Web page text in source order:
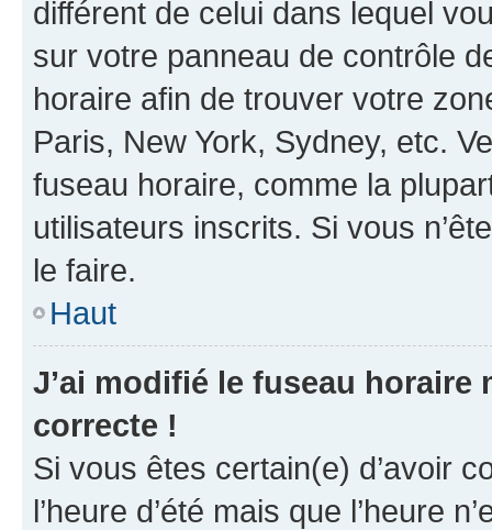
différent de celui dans lequel
sur votre panneau de contrôle
horaire afin de trouver votre
Paris, New York, Sydney, etc.
fuseau horaire, comme la
utilisateurs inscrits. Si vous
le faire.
Haut
J’ai modifié le fuseau horaire
correcte !
Si vous êtes certain(e) d’avoir
l’heure d’été mais que l’heure